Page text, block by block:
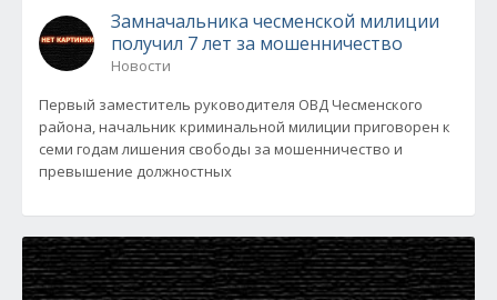
Замначальника чесменской милиции
получил 7 лет за мошенничество
Новости
Первый заместитель руководителя ОВД Чесменского
района, начальник криминальной милиции приговорен к
семи годам лишения свободы за мошенничество и
превышение должностных